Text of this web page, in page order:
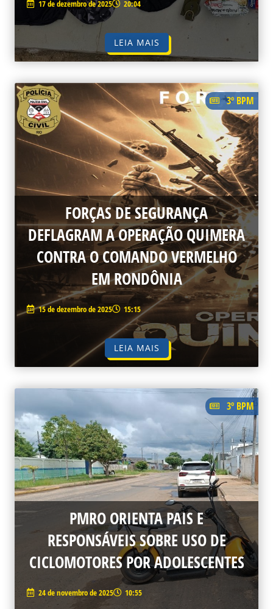
17 de dezembro de 2025 20:04
LEIA MAIS
3º BPM
FORÇAS DE SEGURANÇA
DEFLAGRAM A OPERAÇÃO QUIMERA
CONTRA O COMANDO VERMELHO
EM RONDÔNIA
15 de dezembro de 2025 15:15
LEIA MAIS
3º BPM
PMRO ORIENTA PAIS E
RESPONSÁVEIS SOBRE USO DE
CICLOMOTORES POR ADOLESCENTES
24 de novembro de 2025 10:55